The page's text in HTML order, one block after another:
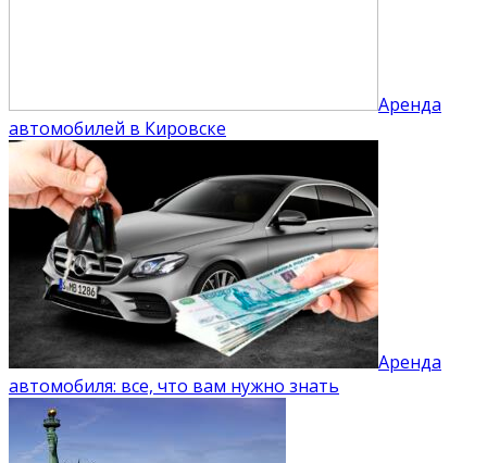
Аренда
автомобилей в Кировске
Аренда
автомобиля: все, что вам нужно знать